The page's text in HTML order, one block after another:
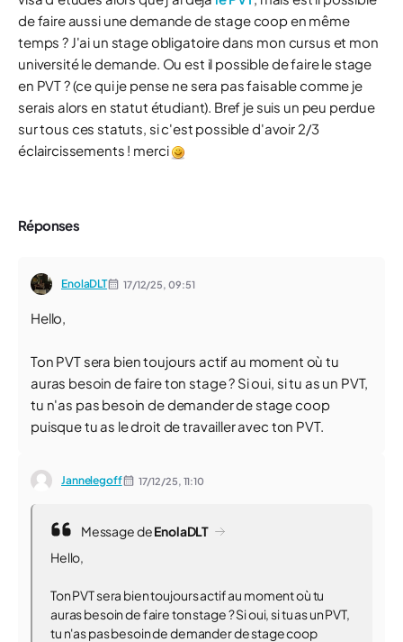
de faire aussi une demande de stage coop en même
temps ? J'ai un stage obligatoire dans mon cursus et mon
université le demande. Ou est il possible de faire le stage
en PVT ? (ce qui je pense ne sera pas faisable comme je
serais alors en statut étudiant). Bref je suis un peu perdue
sur tous ces statuts, si c'est possible d'avoir 2/3
éclaircissements ! merci
Réponses
EnolaDLT 17/12/25, 09:51
Hello,
Ton PVT sera bien toujours actif au moment où tu
auras besoin de faire ton stage ? Si oui, si tu as un PVT,
tu n'as pas besoin de demander de stage coop
puisque tu as le droit de travailler avec ton PVT.
Jannelegoff 17/12/25, 11:10
Message deEnolaDLT
Hello,
Ton PVT sera bien toujours actif au moment où tu
auras besoin de faire ton stage ? Si oui, si tu as un PVT,
tu n'as pas besoin de demander de stage coop